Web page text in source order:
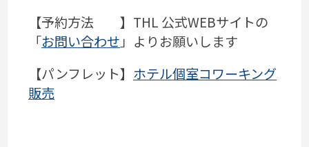
【予約方法 】THL 公式WEBサイトの
「お問い合わせ」よりお願いします
【パンフレット】 ホテル個室コワーキング
販売